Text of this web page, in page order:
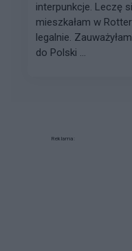
interpunkcje. Leczę
mieszkałam w
legalnie.
do Polski ...
Reklama: